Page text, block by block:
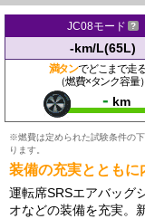
JC08モード
-km/L(65L)
満タンでどこまで走
（燃費×タンク容量）
- km
※燃費は定められた試験条件の
ります。
装備の充実とともに
運転席SRSエアバッグ
オなどの装備を充実。